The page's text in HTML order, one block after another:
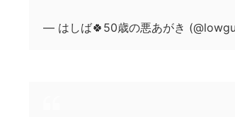
— はしば🍀50歳の悪あがき